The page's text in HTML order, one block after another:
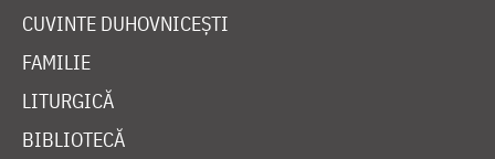
CUVINTE DUHOVNICEȘTI
FAMILIE
LITURGICĂ
BIBLIOTECĂ